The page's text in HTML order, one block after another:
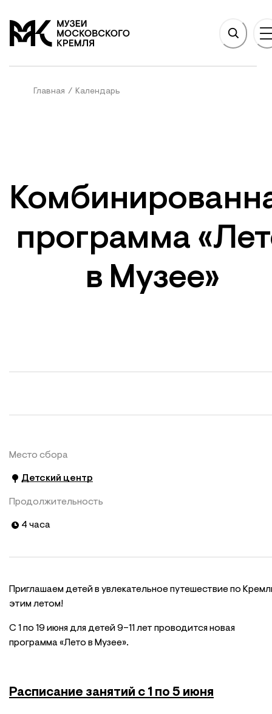
На главную
Главная / Календарь
программа
в Музее»
Место сбора
Детский центр
Продолжительность
4 часа
Приглашаем детей в увлекательное путешествие по
этим летом!
С 1 по 19 июня для детей 9–11 лет проводится новая
программа «Лето в Музее».
Расписание занятий с 1 по 5 июня